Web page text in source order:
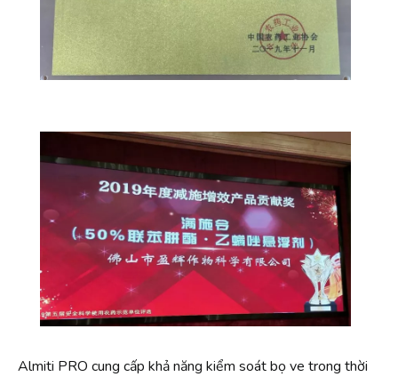
Almiti PRO cung cấp khả năng kiểm soát bọ ve trong thời